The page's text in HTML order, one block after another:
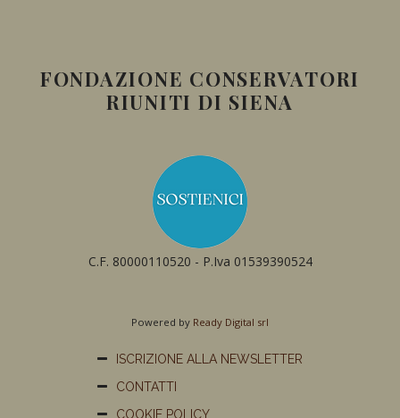
FONDAZIONE CONSERVATORI
RIUNITI DI SIENA
C.F. 80000110520 - P.Iva 01539390524
Powered by Ready Digital srl
ISCRIZIONE ALLA NEWSLETTER
CONTATTI
COOKIE POLICY